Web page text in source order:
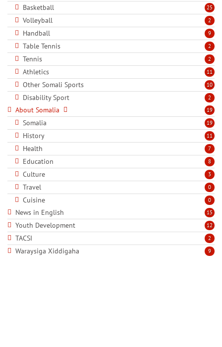
25
Basketball
2
Volleyball
9
Handball
2
Table Tennis
2
Tennis
11
Athletics
10
Other Somali Sports
2
Disability Sport
19
About Somalia
19
Somalia
11
History
7
Health
8
Education
3
Culture
0
Travel
0
Cuisine
15
News in English
12
Youth Development
2
TACSI
9
Waraysiga Xiddigaha